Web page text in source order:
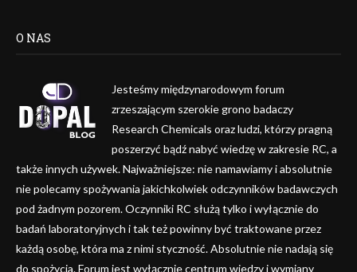
O NAS
Jesteśmy międzynarodowym forum
zrzeszającym szerokie grono badaczy
Research Chemicals oraz ludzi, którzy pragną
poszerzyć bądź nabyć wiedzę w zakresie RC, a
także innych używek. Najważniejsze: nie namawiamy i absolutnie
nie polecamy spożywania jakichkolwiek odczynników badawczych
pod żadnym pozorem. Oczynniki RC służą tylko i wyłącznie do
badań laboratoryjnych i tak też powinny być traktowane przez
każdą osobę, która ma z nimi styczność. Absolutnie nie nadają się
do spożycia. Forum jest wyłącznie centrum wiedzy i wymiany